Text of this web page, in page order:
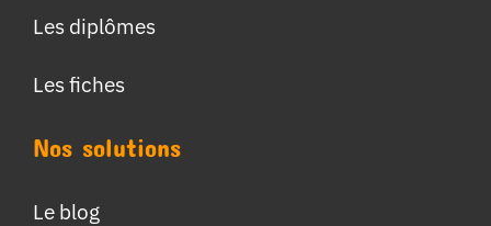
Les diplômes
Les fiches
Nos solutions
Le blog